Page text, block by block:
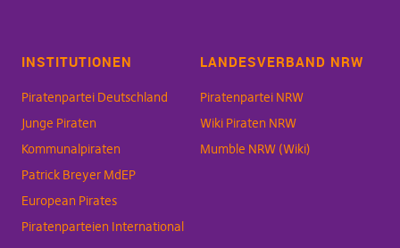
INSTITUTIONEN
Piratenpartei Deutschland
Junge Piraten
Kommunalpiraten
Patrick Breyer MdEP
European Pirates
Piratenparteien International
LANDESVERBAND NRW
Piratenpartei NRW
Wiki Piraten NRW
Mumble NRW (Wiki)